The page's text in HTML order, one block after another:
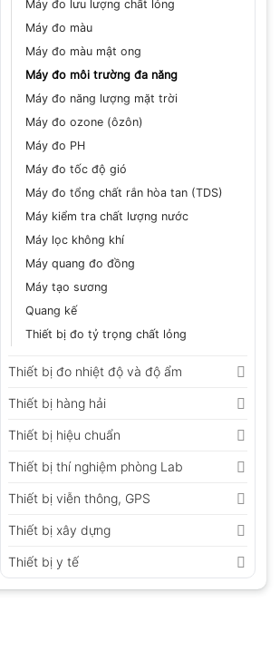
Máy đo lưu lượng chất lỏng
Máy đo màu
Máy đo màu mật ong
Máy đo môi trường đa năng
Máy đo năng lượng mặt trời
Máy đo ozone (ôzôn)
Máy đo PH
Máy đo tốc độ gió
Máy đo tổng chất rắn hòa tan (TDS)
Máy kiểm tra chất lượng nước
Máy lọc không khí
Máy quang đo đồng
Máy tạo sương
Quang kế
Thiết bị đo tỷ trọng chất lỏng
Thiết bị đo nhiệt độ và độ ẩm
Thiết bị hàng hải
Thiết bị hiệu chuẩn
Thiết bị thí nghiệm phòng Lab
Thiết bị viễn thông, GPS
Thiết bị xây dựng
Thiết bị y tế